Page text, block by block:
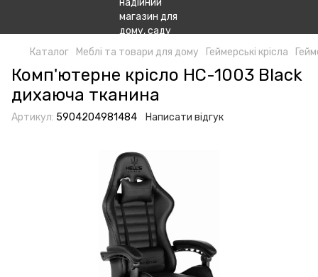
Каталог Меблі та товари для дому Геймерські крісла
Комп'ютерне крісло HC-1003 Black
дихаюча тканина
Артикул: 5904204981484 Написати відгук